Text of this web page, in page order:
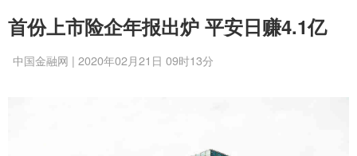
首份上市险企年报出炉 平安日赚4.1亿
中国金融网 | 2020年02月21日 09时13分